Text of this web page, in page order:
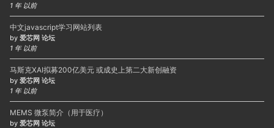
1 年 以前
中文javascript学习网站列表
by 爱芯网 论坛
1 年 以前
马斯克XAI拟募200亿美元 或成史上第二大新创融资
by 爱芯网 论坛
1 年 以前
MEMS 微泵简介（用于医疗）
by 爱芯网 论坛